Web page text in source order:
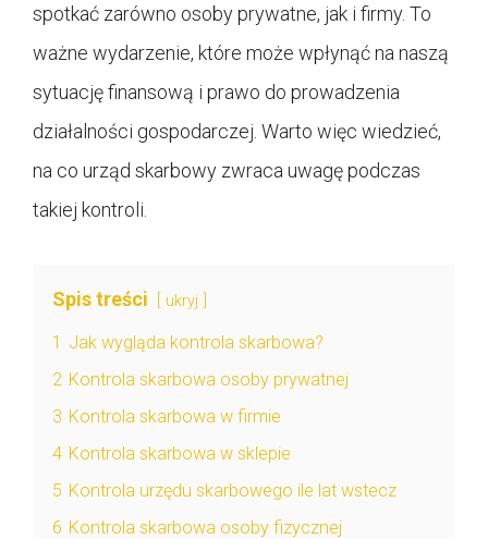
spotkać zarówno osoby prywatne, jak i firmy. To
ważne wydarzenie, które może wpłynąć na naszą
sytuację finansową i prawo do prowadzenia
działalności gospodarczej. Warto więc wiedzieć,
na co urząd skarbowy zwraca uwagę podczas
takiej kontroli.
Spis treści ukryj
1 Jak wygląda kontrola skarbowa?
2 Kontrola skarbowa osoby prywatnej
3 Kontrola skarbowa w firmie
4 Kontrola skarbowa w sklepie
5 Kontrola urzędu skarbowego ile lat wstecz
6 Kontrola skarbowa osoby fizycznej